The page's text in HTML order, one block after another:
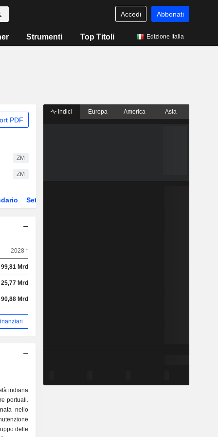
Accedi Abbonati
Strumenti Top Titoli Edizione Italia
PDF
ZM
ZM
Settore
2028 *
99,81 Mrd
25,77 Mrd
90,88 Mrd
indiana
portuali.
nello
delle
Indici Europa America Asia